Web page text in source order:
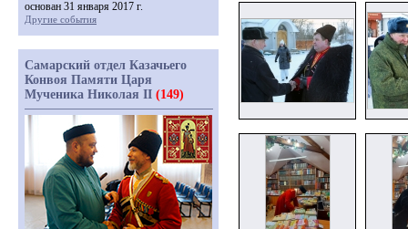
основан 31 января 2017 г.
Другие события
Самарский отдел Казачьего
Конвоя Памяти Царя
Мученика Николая II (149)